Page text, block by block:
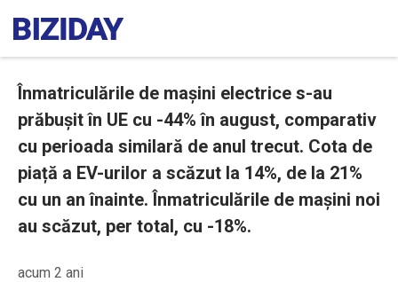
Înmatriculările de mașini electrice s-au
prăbușit în UE cu -44% în august, comparativ
cu perioada similară de anul trecut. Cota de
piață a EV-urilor a scăzut la 14%, de la 21%
cu un an înainte. Înmatriculările de mașini noi
au scăzut, per total, cu -18%.
acum 2 ani